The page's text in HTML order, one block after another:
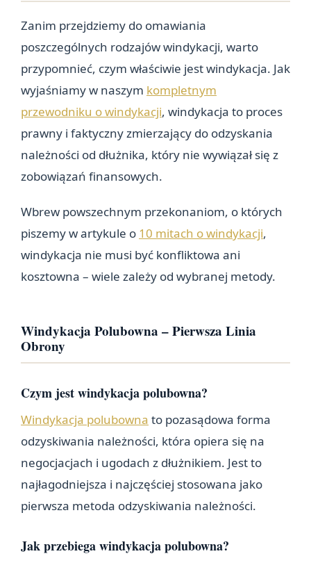
Zanim przejdziemy do omawiania
poszczególnych rodzajów windykacji, warto
przypomnieć, czym właściwie jest windykacja. Jak
wyjaśniamy w naszym kompletnym
przewodniku o windykacji, windykacja to proces
prawny i faktyczny zmierzający do odzyskania
należności od dłużnika, który nie wywiązał się z
zobowiązań finansowych.
Wbrew powszechnym przekonaniom, o których
piszemy w artykule o 10 mitach o windykacji,
windykacja nie musi być konfliktowa ani
kosztowna – wiele zależy od wybranej metody.
Windykacja Polubowna – Pierwsza Linia
Obrony
Czym jest windykacja polubowna?
Windykacja polubowna to pozasądowa forma
odzyskiwania należności, która opiera się na
negocjacjach i ugodach z dłużnikiem. Jest to
najłagodniejsza i najczęściej stosowana jako
pierwsza metoda odzyskiwania należności.
Jak przebiega windykacja polubowna?